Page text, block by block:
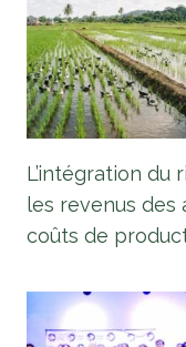
L’intégration du
les revenus
coûts de